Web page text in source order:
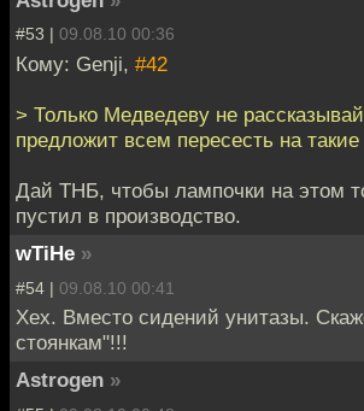
#53 | 09.08.10 00:36
Кому: Genji, #42
> Только Медведеву не
предложит всем пересесть на
Дай ТНБ, чтобы лампочки на этом
пустил в производство.
wTiHe »
#54 | 09.08.10 00:41
Хех. Вместо сидений унитазы.
стоянкам"!!!
Astrogen »